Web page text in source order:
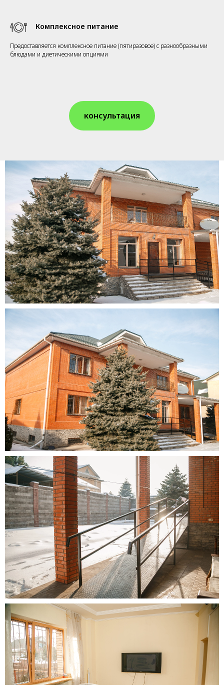
Комплексное питание
Предоставляется комплексное питание (пятиразовое) с разнообразными
блюдами и диетическими опциями
консультация